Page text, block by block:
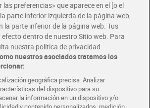
ofertas y busca tu tienda más cercana
mes de tus compras.
crédito aquí!
COMER MEJOR CADA DIA
las preferencias» que aparece en el [o el
parte inferior izquierda de la página web,
la parte inferior de la página web. Tus
dentro de nuestro Sitio web. Para
nuestra política de privacidad.
nuestros asociados tratamos los
geográfica precisa. Analizar
del dispositivo para su
la información en un dispositivo y/o